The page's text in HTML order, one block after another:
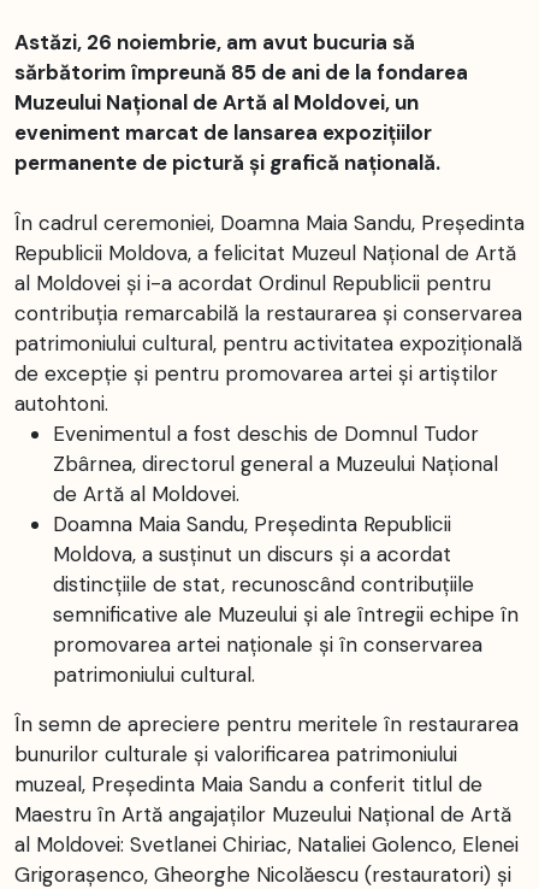
Astăzi, 26 noiembrie, am avut bucuria să
sărbătorim împreună 85 de ani de la fondarea
Muzeului Național de Artă al Moldovei, un
eveniment marcat de lansarea expozițiilor
permanente de pictură și grafică națională.
În cadrul ceremoniei, Doamna Maia Sandu, Președinta
Republicii Moldova, a felicitat Muzeul Național de Artă
al Moldovei și i-a acordat Ordinul Republicii pentru
contribuția remarcabilă la restaurarea și conservarea
patrimoniului cultural, pentru activitatea expozițională
de excepție și pentru promovarea artei și artiștilor
autohtoni.
Evenimentul a fost deschis de Domnul Tudor
Zbârnea, directorul general a Muzeului Național
de Artă al Moldovei.
Doamna Maia Sandu, Președinta Republicii
Moldova, a susținut un discurs și a acordat
distincțiile de stat, recunoscând contribuțiile
semnificative ale Muzeului și ale întregii echipe în
promovarea artei naționale și în conservarea
patrimoniului cultural.
În semn de apreciere pentru meritele în restaurarea
bunurilor culturale și valorificarea patrimoniului
muzeal, Președinta Maia Sandu a conferit titlul de
Maestru în Artă angajaților Muzeului Național de Artă
al Moldovei: Svetlanei Chiriac, Nataliei Golenco, Elenei
Grigorașenco, Gheorghe Nicolăescu (restauratori) și